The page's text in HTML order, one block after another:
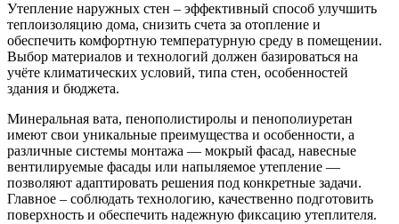
Утепление наружных стен – эффективный способ улучшить
теплоизоляцию дома, снизить счета за отопление и
обеспечить комфортную температурную среду в помещении.
Выбор материалов и технологий должен базироваться на
учёте климатических условий, типа стен, особенностей
здания и бюджета.
Минеральная вата, пенополистиролы и пенополиуретан
имеют свои уникальные преимущества и особенности, а
различные системы монтажа — мокрый фасад, навесные
вентилируемые фасады или напыляемое утепление —
позволяют адаптировать решения под конкретные задачи.
Главное – соблюдать технологию, качественно подготовить
поверхность и обеспечить надежную фиксацию утеплителя.